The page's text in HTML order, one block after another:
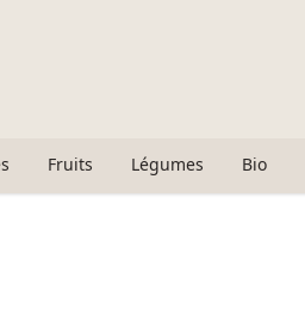
Fruits Légumes Bio